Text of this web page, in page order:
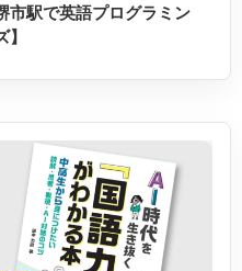
市駅で英語プログラミン